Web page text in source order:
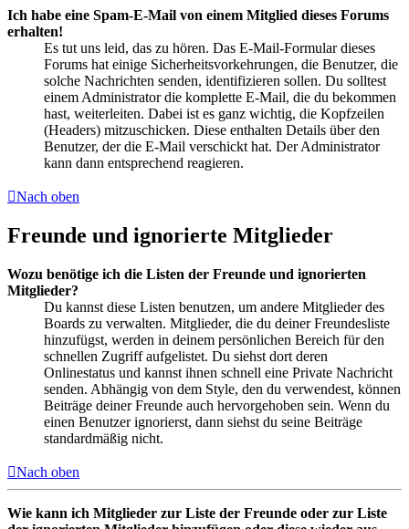
Ich habe eine Spam-E-Mail von einem Mitglied dieses Forums
erhalten!
Es tut uns leid, das zu hören. Das E-Mail-Formular dieses
Forums hat einige Sicherheitsvorkehrungen, die Benutzer, die
solche Nachrichten senden, identifizieren sollen. Du solltest
einem Administrator die komplette E-Mail, die du bekommen
hast, weiterleiten. Dabei ist es ganz wichtig, die Kopfzeilen
(Headers) mitzuschicken. Diese enthalten Details über den
Benutzer, der die E-Mail verschickt hat. Der Administrator
kann dann entsprechend reagieren.
Nach oben
Freunde und ignorierte Mitglieder
Wozu benötige ich die Listen der Freunde und ignorierten
Mitglieder?
Du kannst diese Listen benutzen, um andere Mitglieder des
Boards zu verwalten. Mitglieder, die du deiner Freundesliste
hinzufügst, werden in deinem persönlichen Bereich für den
schnellen Zugriff aufgelistet. Du siehst dort deren
Onlinestatus und kannst ihnen schnell eine Private Nachricht
senden. Abhängig von dem Style, den du verwendest, können
Beiträge deiner Freunde auch hervorgehoben sein. Wenn du
einen Benutzer ignorierst, dann siehst du seine Beiträge
standardmäßig nicht.
Nach oben
Wie kann ich Mitglieder zur Liste der Freunde oder zur Liste